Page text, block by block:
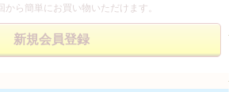
ら簡単にお買い物いただけます。